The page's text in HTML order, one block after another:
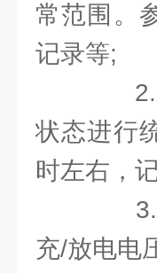
常范围。
记录等;
2.对
状态进行
时左右，
充/放电电